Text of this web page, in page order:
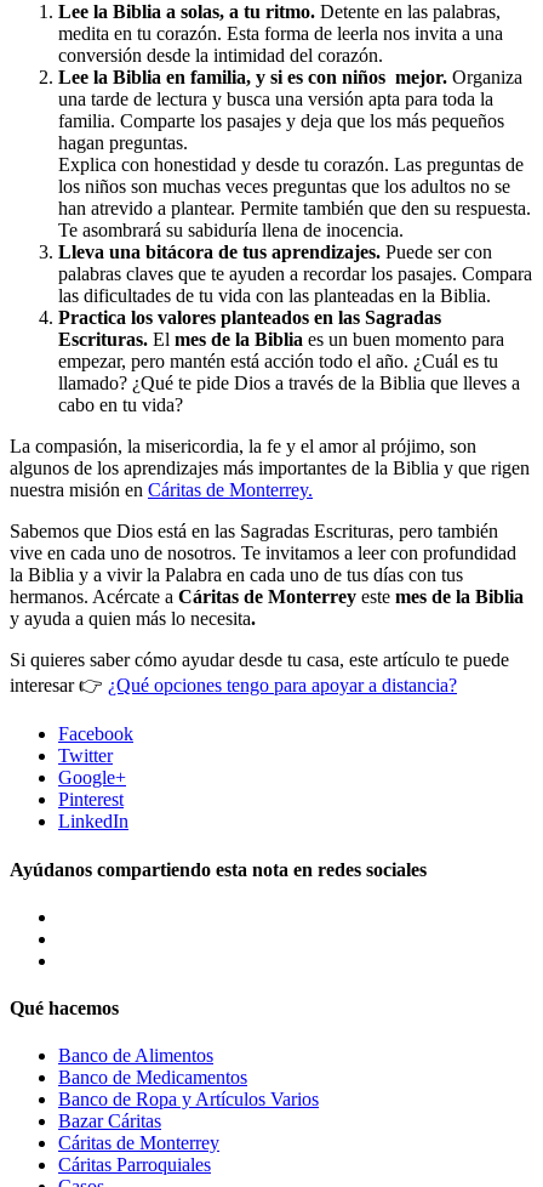
Lee la Biblia a solas, a tu ritmo. Detente en las palabras,
medita en tu corazón. Esta forma de leerla nos invita a una
conversión desde la intimidad del corazón.
Lee la Biblia en familia, y si es con niños mejor. Organiza
una tarde de lectura y busca una versión apta para toda la
familia. Comparte los pasajes y deja que los más pequeños
hagan preguntas.
Explica con honestidad y desde tu corazón. Las preguntas de
los niños son muchas veces preguntas que los adultos no se
han atrevido a plantear. Permite también que den su respuesta.
Te asombrará su sabiduría llena de inocencia.
Lleva una bitácora de tus aprendizajes. Puede ser con
palabras claves que te ayuden a recordar los pasajes. Compara
las dificultades de tu vida con las planteadas en la Biblia.
Practica los valores planteados en las Sagradas
Escrituras. El mes de la Biblia es un buen momento para
empezar, pero mantén está acción todo el año. ¿Cuál es tu
llamado? ¿Qué te pide Dios a través de la Biblia que lleves a
cabo en tu vida?
La compasión, la misericordia, la fe y el amor al prójimo, son
algunos de los aprendizajes más importantes de la Biblia y que rigen
nuestra misión en Cáritas de Monterrey.
Sabemos que Dios está en las Sagradas Escrituras, pero también
vive en cada uno de nosotros. Te invitamos a leer con profundidad
la Biblia y a vivir la Palabra en cada uno de tus días con tus
hermanos. Acércate a Cáritas de Monterrey este mes de la Biblia
y ayuda a quien más lo necesita.
Si quieres saber cómo ayudar desde tu casa, este artículo te puede
interesar 👉 ¿Qué opciones tengo para apoyar a distancia?
Facebook
Twitter
Google+
Pinterest
LinkedIn
Ayúdanos compartiendo esta nota en redes sociales
Qué hacemos
Banco de Alimentos
Banco de Medicamentos
Banco de Ropa y Artículos Varios
Bazar Cáritas
Cáritas de Monterrey
Cáritas Parroquiales